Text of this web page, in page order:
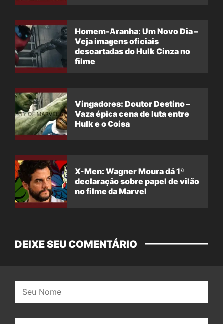
Homem-Aranha: Um Novo Dia –
Veja imagens oficiais
descartadas do Hulk Cinza no
filme
Vingadores: Doutor Destino –
Vaza épica cena de luta entre
Hulk e o Coisa
X-Men: Wagner Moura dá 1ª
declaração sobre papel de vilão
no filme da Marvel
DEIXE SEU COMENTÁRIO